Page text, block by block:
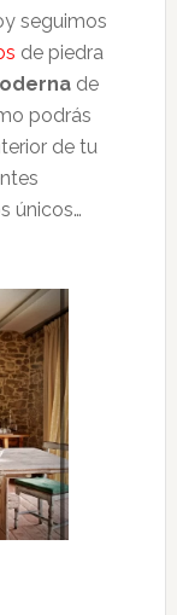
seguimos
de piedra
de
podrás
de tu
únicos…